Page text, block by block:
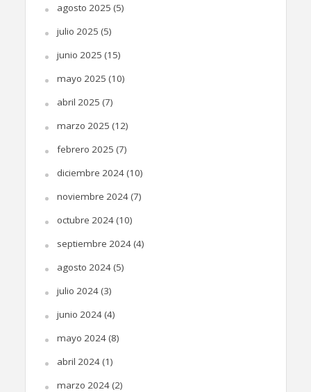
agosto 2025 (5)
julio 2025 (5)
junio 2025 (15)
mayo 2025 (10)
abril 2025 (7)
marzo 2025 (12)
febrero 2025 (7)
diciembre 2024(10)
noviembre 2024(7)
octubre 2024(10)
septiembre 2024(4)
agosto 2024(5)
julio 2024(3)
junio 2024(4)
mayo 2024(8)
abril 2024(1)
marzo 2024(2)